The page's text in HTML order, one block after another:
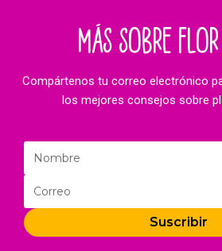
MÁS SOBRE
Compártenos tu correo electrónico
los mejores consejos sobre
Suscribir